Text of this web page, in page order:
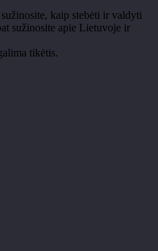
kaip stebėti ir valdyti
sužinosite apie Lietuvoje ir
tikėtis.